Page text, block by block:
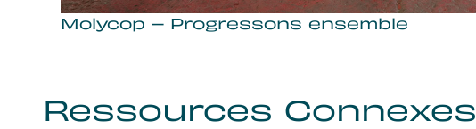
Molycop – Progressons ensemble
Ressources Connexes